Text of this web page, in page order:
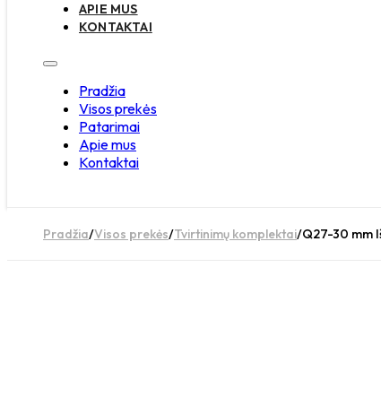
APIE MUS
KONTAKTAI
Pradžia
Visos prekės
Patarimai
Apie mus
Kontaktai
Pradžia/Visos prekės/Tvirtinimų komplektai/Q27-30 mm